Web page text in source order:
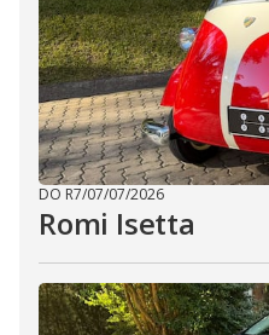
DO R7/07/07/2026
Romi Isetta